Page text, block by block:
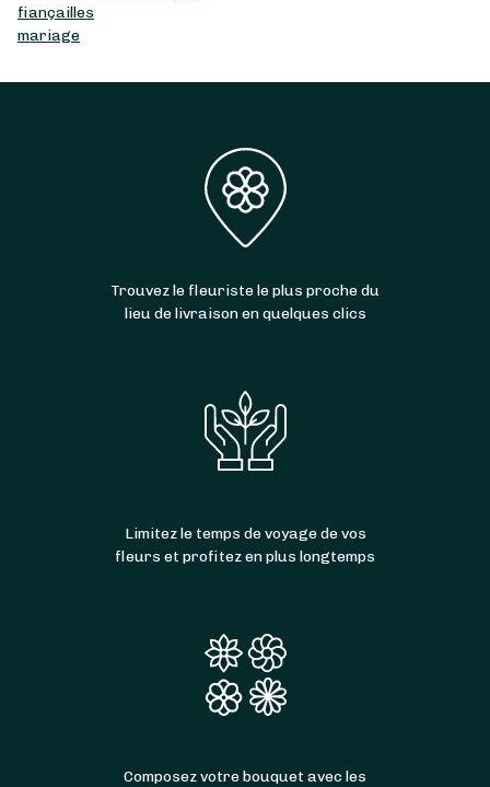
fiançailles
mariage
Trouvez le fleuriste le plus proche du
lieu de livraison en quelques clics
Limitez le temps de voyage de vos
fleurs et profitez en plus longtemps
Composez votre bouquet avec les